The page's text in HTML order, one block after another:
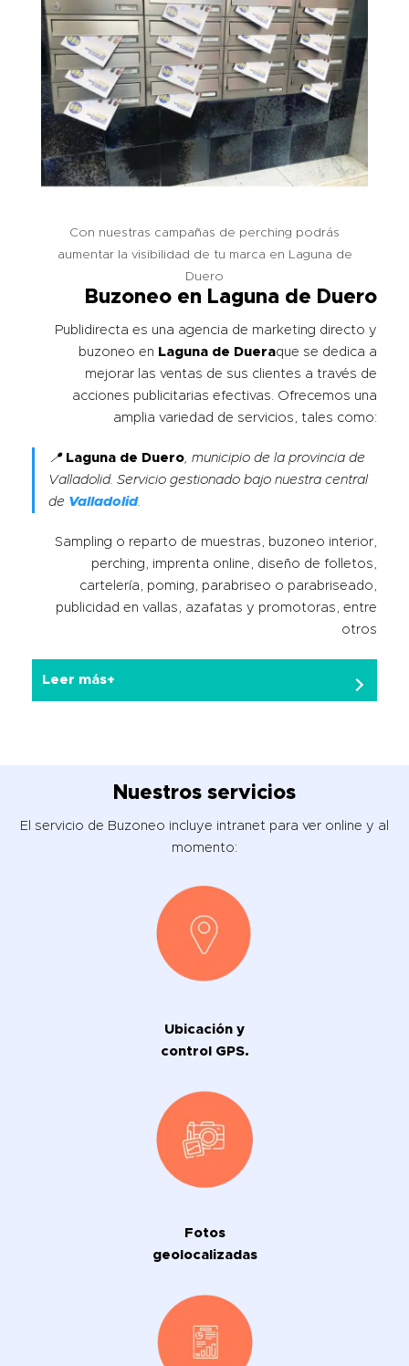
Con nuestras campañas de perching podrás
aumentar la visibilidad de tu marca en Laguna de
Duero
Buzoneo en Laguna de Duero
Publidirecta es una agencia de marketing directo y
buzoneo en Laguna de Dueraque se dedica a
mejorar las ventas de sus clientes a través de
acciones publicitarias efectivas. Ofrecemos una
amplia variedad de servicios, tales como:
📍 Laguna de Duero , municipio de la provincia de
Valladolid. Servicio gestionado bajo nuestra central
de Valladolid.
Sampling o reparto de muestras, buzoneo interior,
perching, imprenta online, diseño de folletos,
cartelería, poming, parabriseo o parabriseado,
publicidad en vallas, azafatas y promotoras, entre
otros
Leer más+
Nuestros servicios
El servicio de Buzoneo incluye intranet para ver online y al
momento:
Ubicación y
control GPS.
Fotos
geolocalizadas